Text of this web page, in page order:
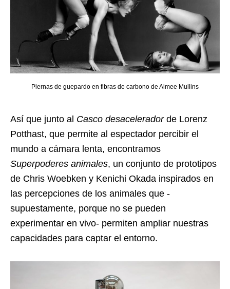
Piernas de guepardo en fibras de carbono de Aimee Mullins
Así que junto al Casco desaceleradorde Lorenz
Potthast, que permite al espectador percibir el
mundo a cámara lenta, encontramos
Superpoderes animales, un conjunto de prototipos
de Chris Woebken y Kenichi Okada inspirados en
las percepciones de los animales que -
supuestamente, porque no se pueden
experimentar en vivo- permiten ampliar nuestras
capacidades para captar el entorno.